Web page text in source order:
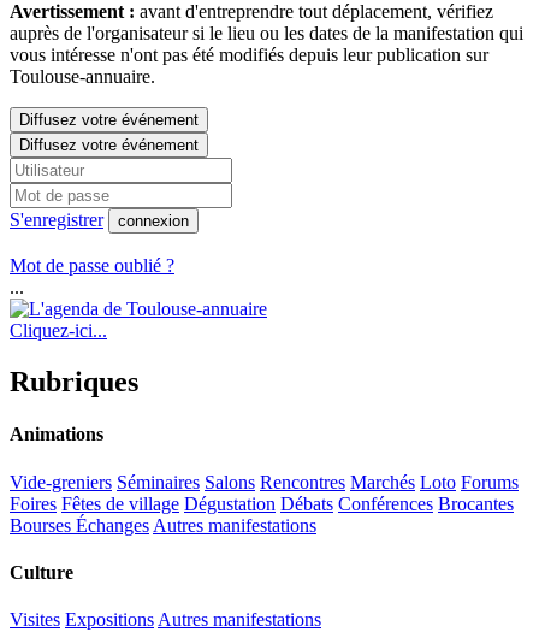
Avertissement : avant d'entreprendre tout déplacement, vérifiez
auprès de l'organisateur si le lieu ou les dates de la manifestation qui
vous intéresse n'ont pas été modifiés depuis leur publication sur
Toulouse-annuaire.
Diffusez votre événement
Diffusez votre événement
S'enregistrer connexion
Mot de passe oublié ?
...
Cliquez-ici...
Rubriques
Animations
Vide-greniers Séminaires Salons Rencontres Marchés Loto Forums
Foires Fêtes de village Dégustation Débats Conférences Brocantes
Bourses Échanges Autres manifestations
Culture
Visites Expositions Autres manifestations